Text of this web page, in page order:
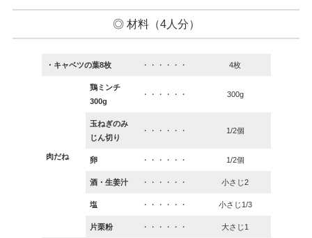
◎ 材料（4人分）
・キャベツの葉8枚 ・・・・・・ 4枚
肉だね
鶏ミンチ
300g
・・・・・・ 300g
玉ねぎのみ
じん切り
・・・・・・ 1/2個
卵 ・・・・・・ 1/2個
酒・生姜汁 ・・・・・・ 小さじ2
塩 ・・・・・・ 小さじ1/3
片栗粉 ・・・・・・ 大さじ1